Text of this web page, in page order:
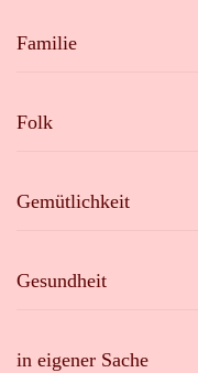
Familie
Folk
Gemütlichkeit
Gesundheit
in eigener Sache